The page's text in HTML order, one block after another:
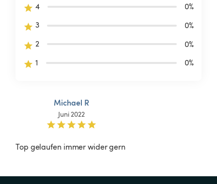
4
0%
3
0%
2
0%
1
0%
Michael R
Juni 2022
Top gelaufen immer wider gern